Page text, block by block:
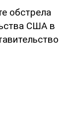
обстрела
США в